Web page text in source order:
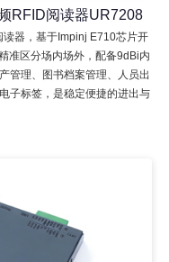
RFID阅读器UR7208
器，基于Impinj E710芯片开
准区分场内场外，配备9dBi内
管理、图书档案管理、人员出
子标签，是稳定便捷的进出与